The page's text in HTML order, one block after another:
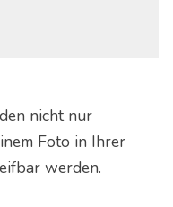
nicht nur
Foto in Ihrer
werden.